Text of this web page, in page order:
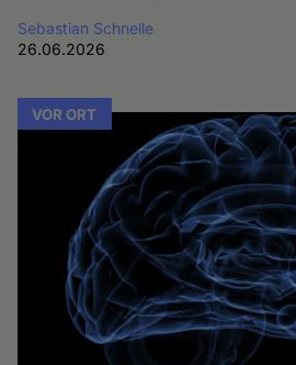
Sebastian Schnelle
26.06.2026
VOR ORT